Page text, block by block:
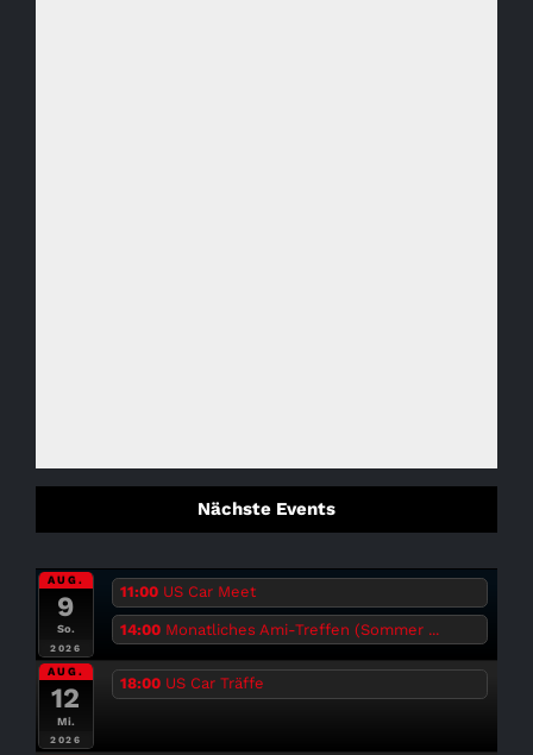
Nächste Events
AUG.
9
So.
2026
11:00 US Car Meet
14:00 Monatliches Ami-Treffen (Sommer ...
AUG.
12
Mi.
2026
18:00 US Car Träffe